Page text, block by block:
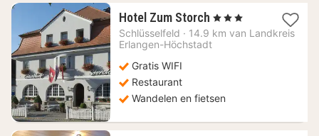
Hotel Zum Storch 3
nachten
vanaf
, 3 Sterren
Schlüsselfeld · 14.9 km van Landkreis
Erlangen-Höchstadt
Gratis WIFI
Restaurant
Wandelen en fietsen